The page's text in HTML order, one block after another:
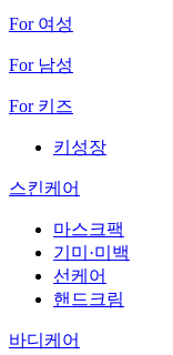
For 여성
For 남성
For 키즈
키성장
스킨케어
마스크팩
기미·미백
선케어
핸드크림
바디케어